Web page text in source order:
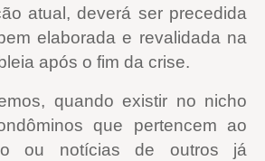
atual, deverá ser precedida
elaborada e revalidada na
após o fim da crise.
quando existir no nicho
que pertencem ao
ou notícias de outros já